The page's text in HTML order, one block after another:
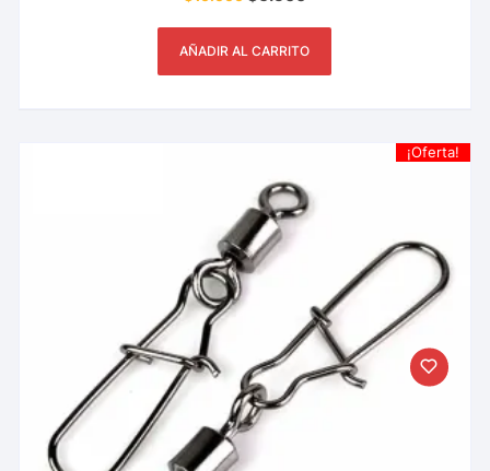
AÑADIR AL CARRITO
¡Oferta!